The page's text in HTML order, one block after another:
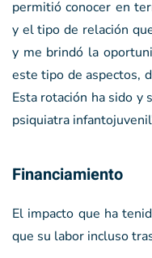
permitió conocer en
y el tipo de relación
y me brindó la
este tipo de aspectos,
Esta rotación ha sido y
psiquiatra
Financiamiento
El impacto que ha
que su labor incluso